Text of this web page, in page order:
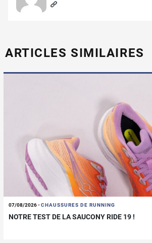
ARTICLES SIMILAIRES
07/08/2026-CHAUSSURES DE RUNNING
NOTRE TEST DE LA SAUCONY RIDE 19 !